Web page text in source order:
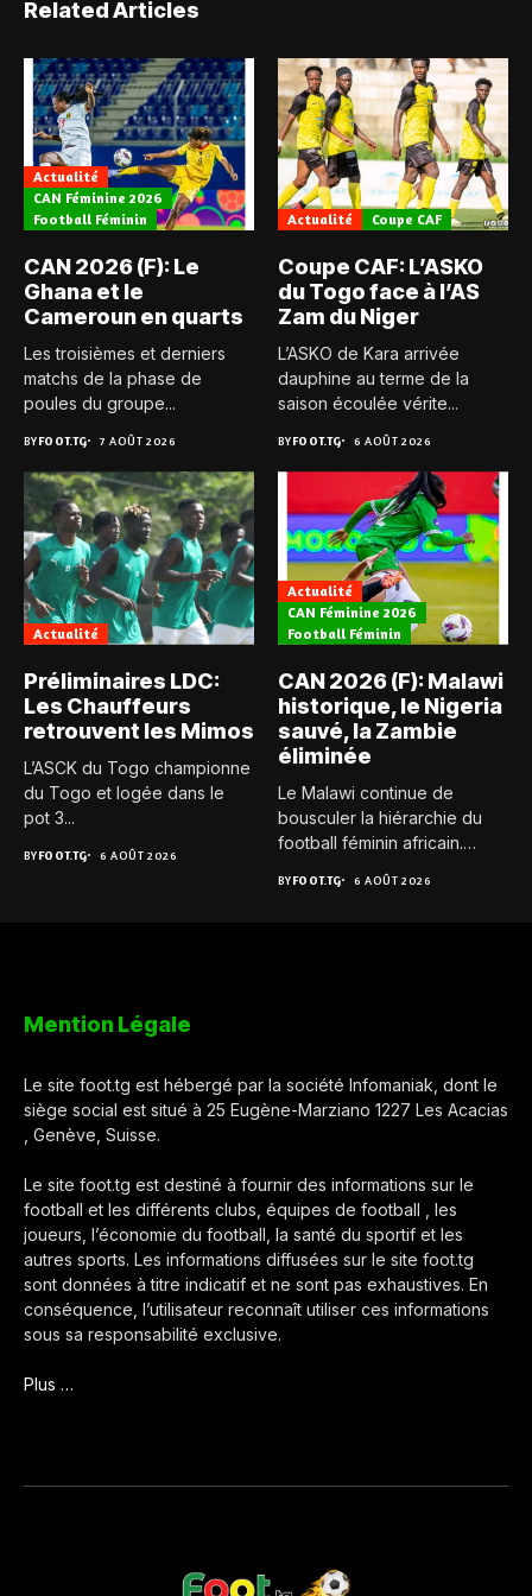
Related Articles
Actualité
CAN Féminine 2026
Football Féminin
CAN 2026 (F): Le
Ghana et le
Cameroun en quarts
Les troisièmes et derniers
matchs de la phase de
poules du groupe...
BYFOOT.TG 7 AOÛT 2026
Actualité Coupe CAF
Coupe CAF: L’ASKO
du Togo face à l’AS
Zam du Niger
L’ASKO de Kara arrivée
dauphine au terme de la
saison écoulée vérite...
BYFOOT.TG 6 AOÛT 2026
Actualité
Préliminaires LDC:
Les Chauffeurs
retrouvent les Mimos
L’ASCK du Togo championne
du Togo et logée dans le
pot 3...
BYFOOT.TG 6 AOÛT 2026
Actualité
CAN Féminine 2026
Football Féminin
CAN 2026 (F): Malawi
historique, le Nigeria
sauvé, la Zambie
éliminée
Le Malawi continue de
bousculer la hiérarchie du
football féminin africain.
BYFOOT.TG 6 AOÛT 2026
Mention Légale
Le site foot.tg est hébergé par la société Infomaniak, dont le
siège social est situé à 25 Eugène-Marziano 1227 Les Acacias
, Genève, Suisse.
Le site foot.tg est destiné à fournir des informations sur le
football et les différents clubs, équipes de football , les
joueurs, l’économie du football, la santé du sportif et les
autres sports. Les informations diffusées sur le site foot.tg
sont données à titre indicatif et ne sont pas exhaustives. En
conséquence, l’utilisateur reconnaît utiliser ces informations
sous sa responsabilité exclusive.
Plus …